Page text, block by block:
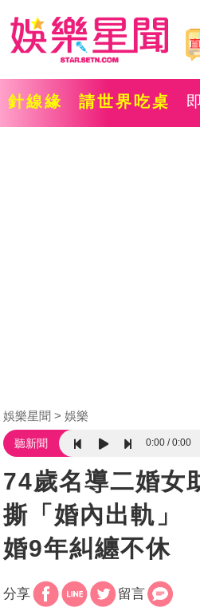
針線緣 請世界吃桌
娛樂星聞 娛樂
聽新聞 0:00 0:00
74歲名導二婚女
撕「婚內出軌」
婚9年糾纏不休
分享 留言